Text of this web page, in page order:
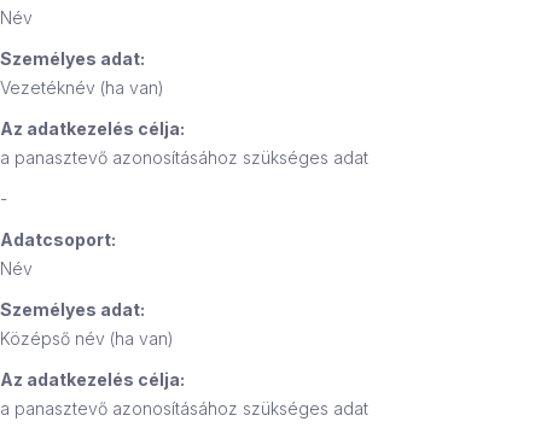
Név
Személyes adat:
Vezetéknév (ha van)
Az adatkezelés célja:
a panasztevő azonosításához szükséges adat
-
Adatcsoport:
Név
Személyes adat:
Középső név (ha van)
Az adatkezelés célja:
a panasztevő azonosításához szükséges adat